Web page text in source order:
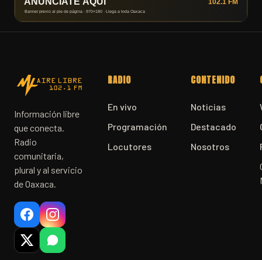
Información libre
que conecta.
Radio
comunitaria,
plural y al servicio
de Oaxaca.
RADIO
En vivo
Programación
Locutores
CONTENIDO
Noticias
Destacado
Nosotros